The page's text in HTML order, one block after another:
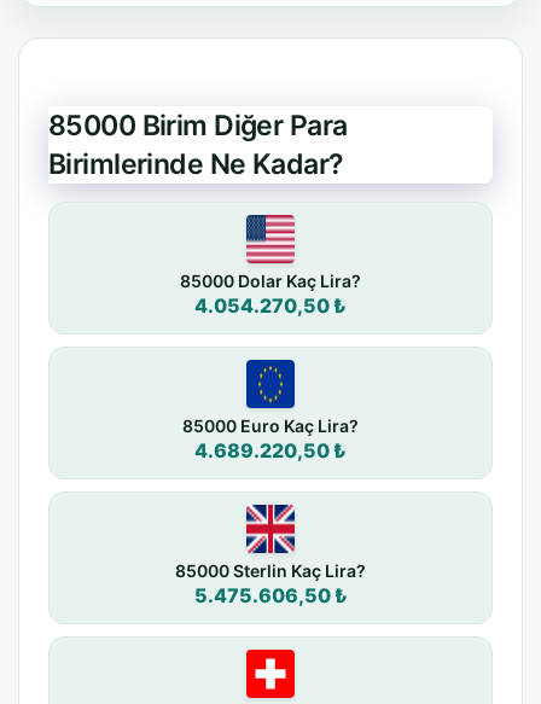
85000 Birim Diğer Para
Birimlerinde Ne Kadar?
85000 Dolar Kaç Lira?
4.054.270,50 ₺
85000 Euro Kaç Lira?
4.689.220,50 ₺
85000 Sterlin Kaç Lira?
5.475.606,50 ₺